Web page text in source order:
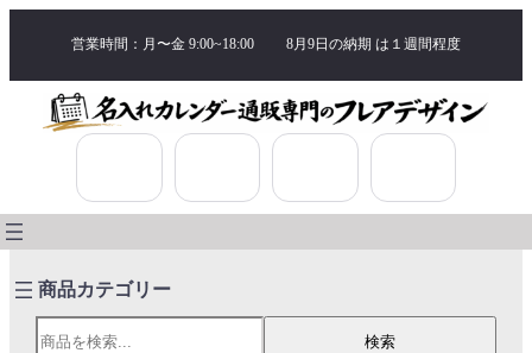
営業時間：月〜金 9:00~18:00 8月9日の納期 は １週間程度
検索
検索